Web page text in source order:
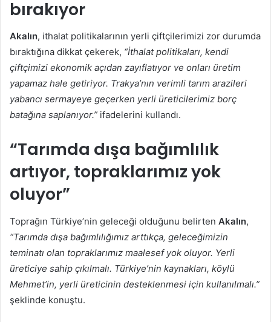
bırakıyor
Akalın, ithalat politikalarının yerli çiftçilerimizi zor durumda
bıraktığına dikkat çekerek, “İthalat politikaları, kendi
çiftçimizi ekonomik açıdan zayıflatıyor ve onları üretim
yapamaz hale getiriyor. Trakya’nın verimli tarım arazileri
yabancı sermayeye geçerken yerli üreticilerimiz borç
batağına saplanıyor.” ifadelerini kullandı.
“Tarımda dışa bağımlılık
artıyor, topraklarımız yok
oluyor”
Toprağın Türkiye’nin geleceği olduğunu belirten Akalın,
“Tarımda dışa bağımlılığımız arttıkça, geleceğimizin
teminatı olan topraklarımız maalesef yok oluyor. Yerli
üreticiye sahip çıkılmalı. Türkiye’nin kaynakları, köylü
Mehmet’in, yerli üreticinin desteklenmesi için kullanılmalı.”
şeklinde konuştu.